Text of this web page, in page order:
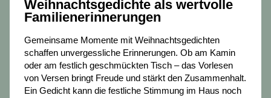
Weihnachtsgedichte als wertvolle
Familienerinnerungen
Gemeinsame Momente mit Weihnachtsgedichten
schaffen unvergessliche Erinnerungen. Ob am Kamin
oder am festlich geschmückten Tisch – das Vorlesen
von Versen bringt Freude und stärkt den Zusammenhalt.
Ein Gedicht kann die festliche Stimmung im Haus noch